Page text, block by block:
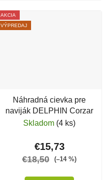
AKCIA
VÝPREDAJ
Náhradná cievka pre
naviják DELPHIN Corzar
Skladom (4 ks)
€15,73
€18,50 (–14 %)